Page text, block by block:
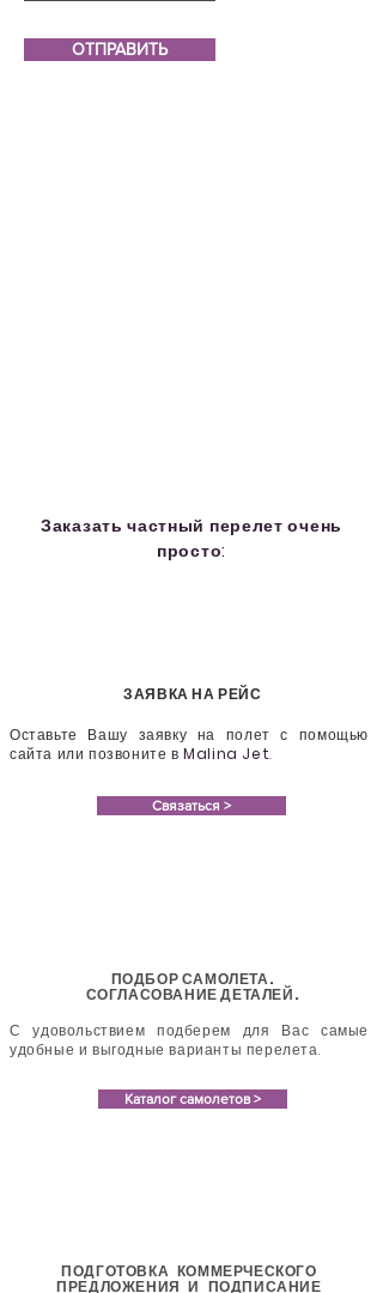
ОТПРАВИТЬ
Заказать частный перелет очень
просто:
ЗАЯВКА НА РЕЙС
Оставьте Вашу заявку на полет с помощью
сайта или позвоните вMalina Jet.
Связаться >
ПОДБОР САМОЛЕТА.
СОГЛАСОВАНИЕ ДЕТАЛЕЙ.
С удовольствием подберем для Вас самые
удобные и выгодные варианты перелета.
Каталог самолетов >
ПОДГОТОВКА КОММЕРЧЕСКОГО
ПРЕДЛОЖЕНИЯ И ПОДПИСАНИЕ